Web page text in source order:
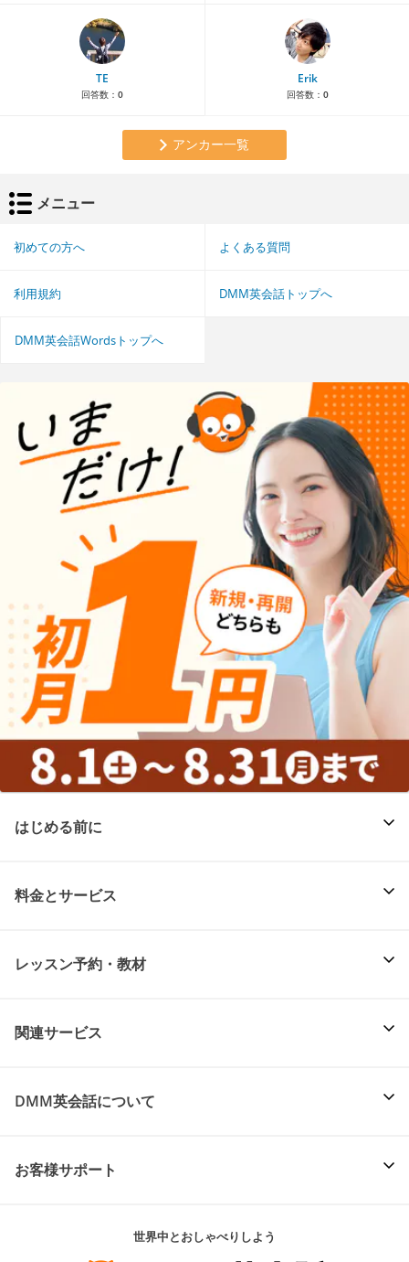
TE
回答数： 0
Erik
回答数： 0
アンカー一覧
メニュー
初めての方へ よくある質問
利用規約 DMM英会話トップへ
DMM英会話Wordsトップへ
はじめる前に
料金とサービス
レッスン予約・教材
関連サービス
DMM英会話について
お客様サポート
世界中とおしゃべりしよう